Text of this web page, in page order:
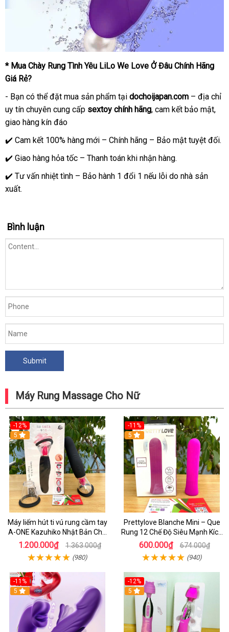
* Mua Chày Rung Tình Yêu LiLo We Love Ở Đâu Chính Hãng
Giá Rẻ?
- Bạn có thể đặt mua sản phẩm tại dochoijapan.com – địa chỉ
uy tín chuyên cung cấp sextoy chính hãng, cam kết bảo mật,
giao hàng kín đáo
✔️ Cam kết 100% hàng mới – Chính hãng – Bảo mật tuyệt đối.
✔️ Giao hàng hỏa tốc – Thanh toán khi nhận hàng.
✔️ Tư vấn nhiệt tình – Bảo hành 1 đổi 1 nếu lỗi do nhà sản
xuất.
Bình luận
Máy Rung Massage Cho Nữ
-12%
5
Máy liếm hút ti vú rung cầm tay
A-ONE Kazuhiko Nhật Bản Cho
Nữ massage
1.200.000₫ 1.363.000₫
(980)
-11%
5
Prettylove Blanche Mini – Que
Rung 12 Chế Độ Siêu Mạnh Kích
Thích Điểm G Đê Mê
600.000₫ 674.000₫
(940)
-11%
5
-12%
5